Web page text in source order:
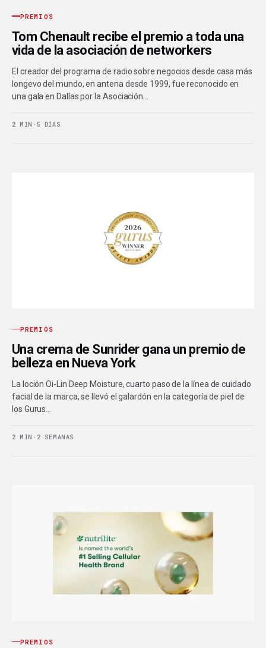
PREMIOS
Tom Chenault recibe el premio a toda una
vida de la asociación de networkers
El creador del programa de radio sobre negocios desde casa más
longevo del mundo, en antena desde 1999, fue reconocido en
una gala en Dallas por la Asociación…
2 MIN · 5 DÍAS
PREMIOS
Una crema de Sunrider gana un premio de
belleza en Nueva York
La loción Oi-Lin Deep Moisture, cuarto paso de la línea de cuidado
facial de la marca, se llevó el galardón en la categoría de piel de
los Gurus…
2 MIN · 2 SEMANAS
PREMIOS